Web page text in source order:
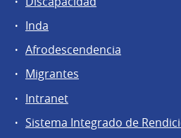
Inda
Afrodescendencia
Migrantes
Intranet
Sistema Integrado de